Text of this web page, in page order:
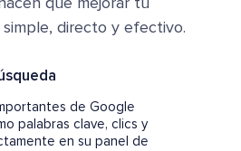
que mejorar tu
directo y efectivo.
de Google
palabras clave, clics y
en su panel de